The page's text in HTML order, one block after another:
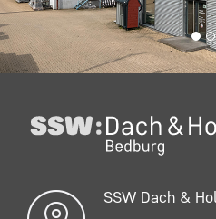
SSW Dach &